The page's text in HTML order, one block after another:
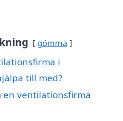
gömma
i
till med?
en ventilationsfirma